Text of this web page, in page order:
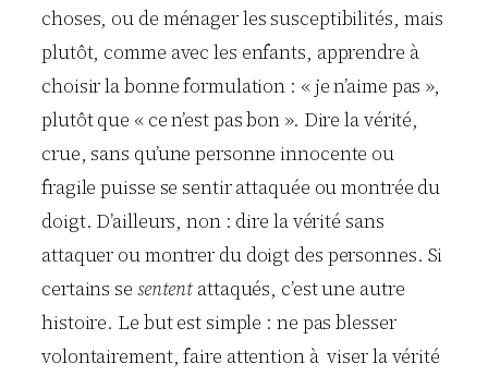
choses, ou de ménager les susceptibilités, mais
plutôt, comme avec les enfants, apprendre à
choisir la bonne formulation : « je n’aime pas »,
plutôt que « ce n’est pas bon ». Dire la vérité,
crue, sans qu’une personne innocente ou
fragile puisse se sentir attaquée ou montrée du
doigt. D’ailleurs, non : dire la vérité sans
attaquer ou montrer du doigt des personnes. Si
certains se sentent attaqués, c’est une autre
histoire. Le but est simple : ne pas blesser
volontairement, faire attention à viser la vérité